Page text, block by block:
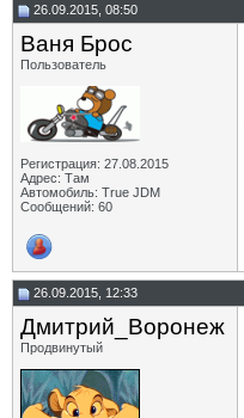
26.09.2015, 08:50
Ваня Брос
Пользователь
Регистрация: 27.08.2015
Адрес: Там
Автомобиль: True JDM
Сообщений: 60
26.09.2015, 12:33
Дмитрий_Воронеж
Продвинутый